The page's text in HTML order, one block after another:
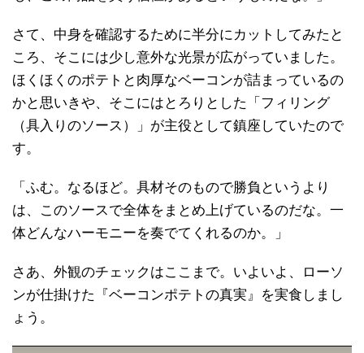
さて、中身を確認するために半分にカットしてみたと
ころ、そこには少し意外な光景が広がっていました。
ほくほくのポテトと肉厚なベーコンが詰まっているの
かと思いきや、そこにはとろりとした「フィリング
（具入りのソース）」が主役として鎮座していたので
す。
「ふむ。なるほど。具材そのもので勝負というより
は、このソースで全体をまとめ上げているのだな。一
体どんなハーモニーを奏でてくれるのか。」
さあ、外観のチェックはここまで。いよいよ、ローソ
ンが仕掛けた『ベーコンポテトの真実』を実食しまし
ょう。